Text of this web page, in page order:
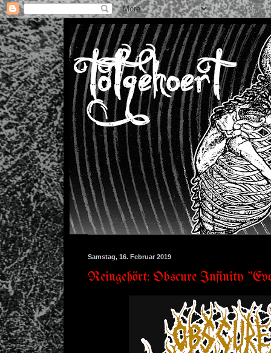
Samstag, 16. Februar 2019
Reingehört: Obscure Infinity